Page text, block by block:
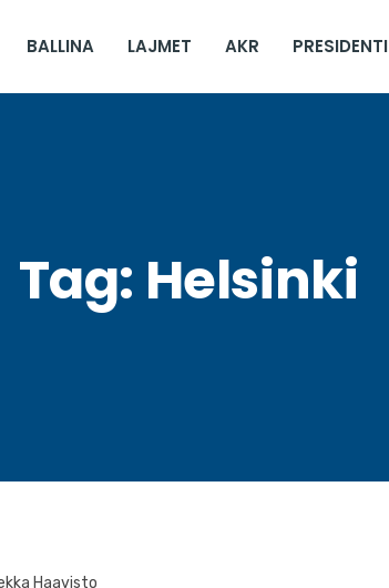
BALLINA LAJMET AKR PRESIDENTI
Tag: Helsinki